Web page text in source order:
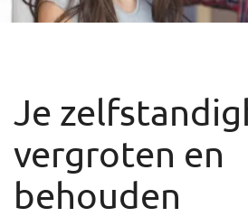
Je
vergroten en
behouden